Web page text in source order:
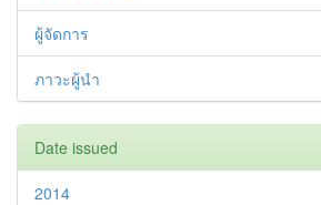
ผู้จัดการ
ภาวะผู้นำ
Date issued
2014